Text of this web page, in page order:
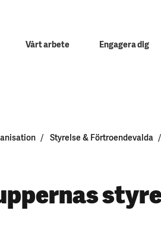
Vårt arbete Engagera dig
Styrelse & Förtroendevalda